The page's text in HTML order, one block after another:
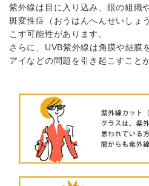
紫外線は目に入り込み、眼の組織
斑変性症（おうはんへんせいしょ
こす可能性があります。
さらに、UVB紫外線は角膜や結膜
アイなどの問題を引き起こすこと